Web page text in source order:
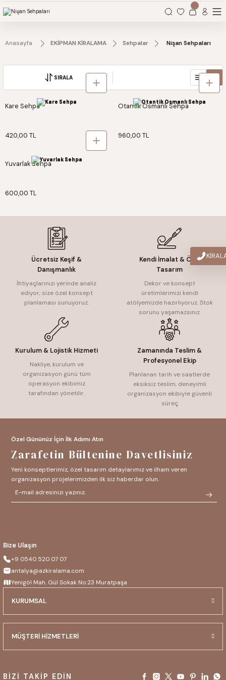
Organizasyonlarınız için tüm ihtiyaçlarınız burada.
Anasayfa EKİPMAN KİRALAMA Sehpalar Nişan Sehpaları
SIRALA
Kare Sehpa
420,00 TL
Otantik Osmanlı Sehpa
960,00 TL
Yuvarlak Sehpa
600,00 TL
Ücretsiz Keşif &
Danışmanlık
İhtiyaçlarınızı yerinde analiz
ediyor, size özel konsept
planlaması sunuyoruz.
Kendi İmalat & Özel
Tasarım
Dekor ve konsept
üretimlerimizi kendi
atölyemizde hazırlıyoruz. Stok
sorunu yaşamazsınız.
Kurulum & Lojistik Hizmeti
Nakliye, kurulum ve
organizasyon günü tüm
operasyon ekibimiz
tarafından yönetilir.
Zamanında Teslim &
Profesyonel Ekip
Planlanan tarih ve saatlerde
eksiksiz teslim, deneyimli
organizasyon ekibiyle güvenli
süreç
Bize Ulaşın
+9 0540 520 07 07
antalya@azkiralama.com
Yenigöl Mah. Gül Sokak No:23 Muratpaşa
KURUMSAL
MÜŞTERİ HİZMETLERİ
BİZİ TAKİP EDİN
Özel Gününüz İçin İlk Adımı Atın
Zarafetin Bültenine Davetlisiniz
Yeni konseptlerimiz, özel tasarım detaylarımız ve ilham veren
organizasyon projelerimizden ilk siz haberdar olun.